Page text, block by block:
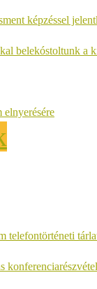
képzéssel
belekóstoltunk a